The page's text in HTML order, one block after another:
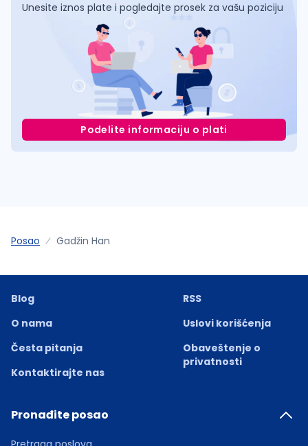
Unesite iznos plate i pogledajte prosek za vašu poziciju
Podelite informaciju o plati
Posao Gadžin Han
Blog
O nama
Česta pitanja
Kontaktirajte nas
RSS
Uslovi korišćenja
Obaveštenje o
privatnosti
Pronađite posao